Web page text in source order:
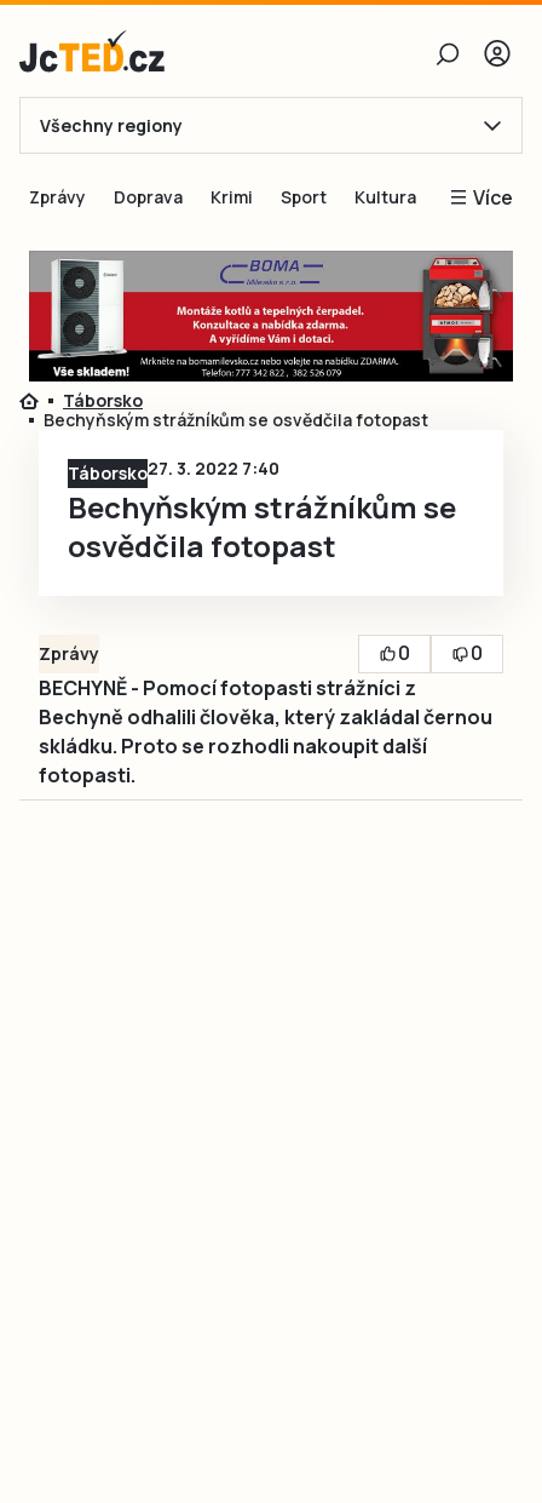
E-mail
Obnovit heslo
Přihlásit se
Ještě nemám účet, chci se
Všechny regiony
Zprávy Doprava Krimi Sport Kultura Více
Blogy
Inspirace
Čtenáři píší
Speciální přílohy
Táborsko
Bechyňským strážníkům se osvědčila fotopast
Táborsko27. 3. 2022 7:40
Bechyňským strážníkům se
osvědčila fotopast
Zprávy 0
0
BECHYNĚ - Pomocí fotopasti strážníci z
Bechyně odhalili člověka, který zakládal černou
skládku. Proto se rozhodli nakoupit další
fotopasti.